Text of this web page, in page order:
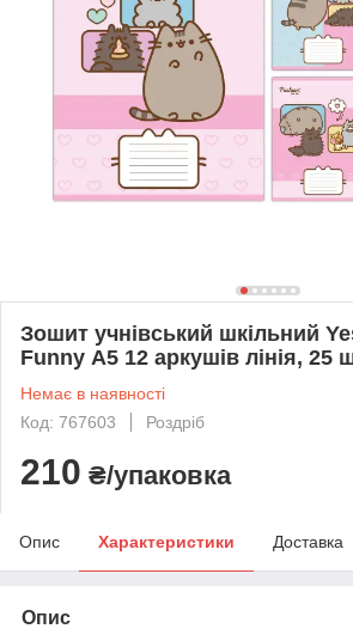
Зошит учнівський шкільний
Funny А5 12 аркушів лінія, 25
Немає в наявності
Код: 767603
Роздріб
210 ₴/упаковка
Опис Характеристики Доставка
Опис